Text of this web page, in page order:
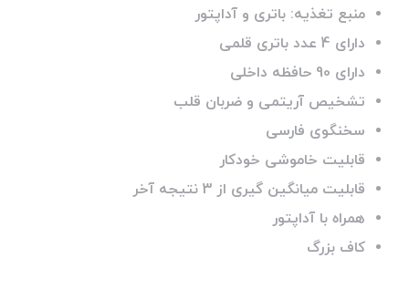
منبع تغذیه: باتری و آداپتور
دارای 4 عدد باتری قلمی
دارای 90 حافظه داخلی
تشخیص آریتمی و ضربان قلب
سخنگوی فارسی
قابلیت خاموشی خودکار
قابلیت میانگین گیری از 3 نتیجه آخر
همراه با آداپتور
کاف بزرگ